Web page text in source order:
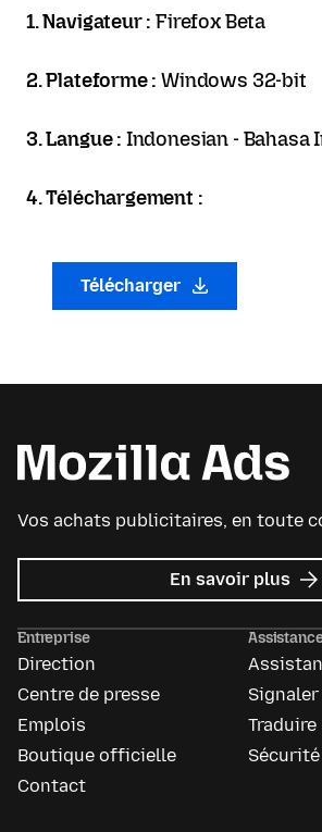
1. Navigateur :Firefox Beta
2. Plateforme :Windows 32-bit
3. Langue : Indonesian - Bahasa
4. Téléchargement :
Télécharger
Vos achats publicitaires, en toute
En savoir plus sur
Entreprise
Direction
Centre de presse
Emplois
Boutique officielle
Contact
Sécurité